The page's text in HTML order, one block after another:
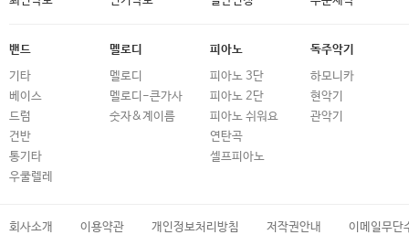
밴드
기타
베이스
드럼
건반
통기타
우쿨렐레
멜로디
멜로디
멜로디-큰가사
숫자&계이름
피아노
피아노 3단
피아노 2단
피아노 쉬워요
연탄곡
셀프피아노
독주악기
하모니카
현악기
관악기
회사소개 이용약관 개인정보처리방침 저작권안내 이메일무단